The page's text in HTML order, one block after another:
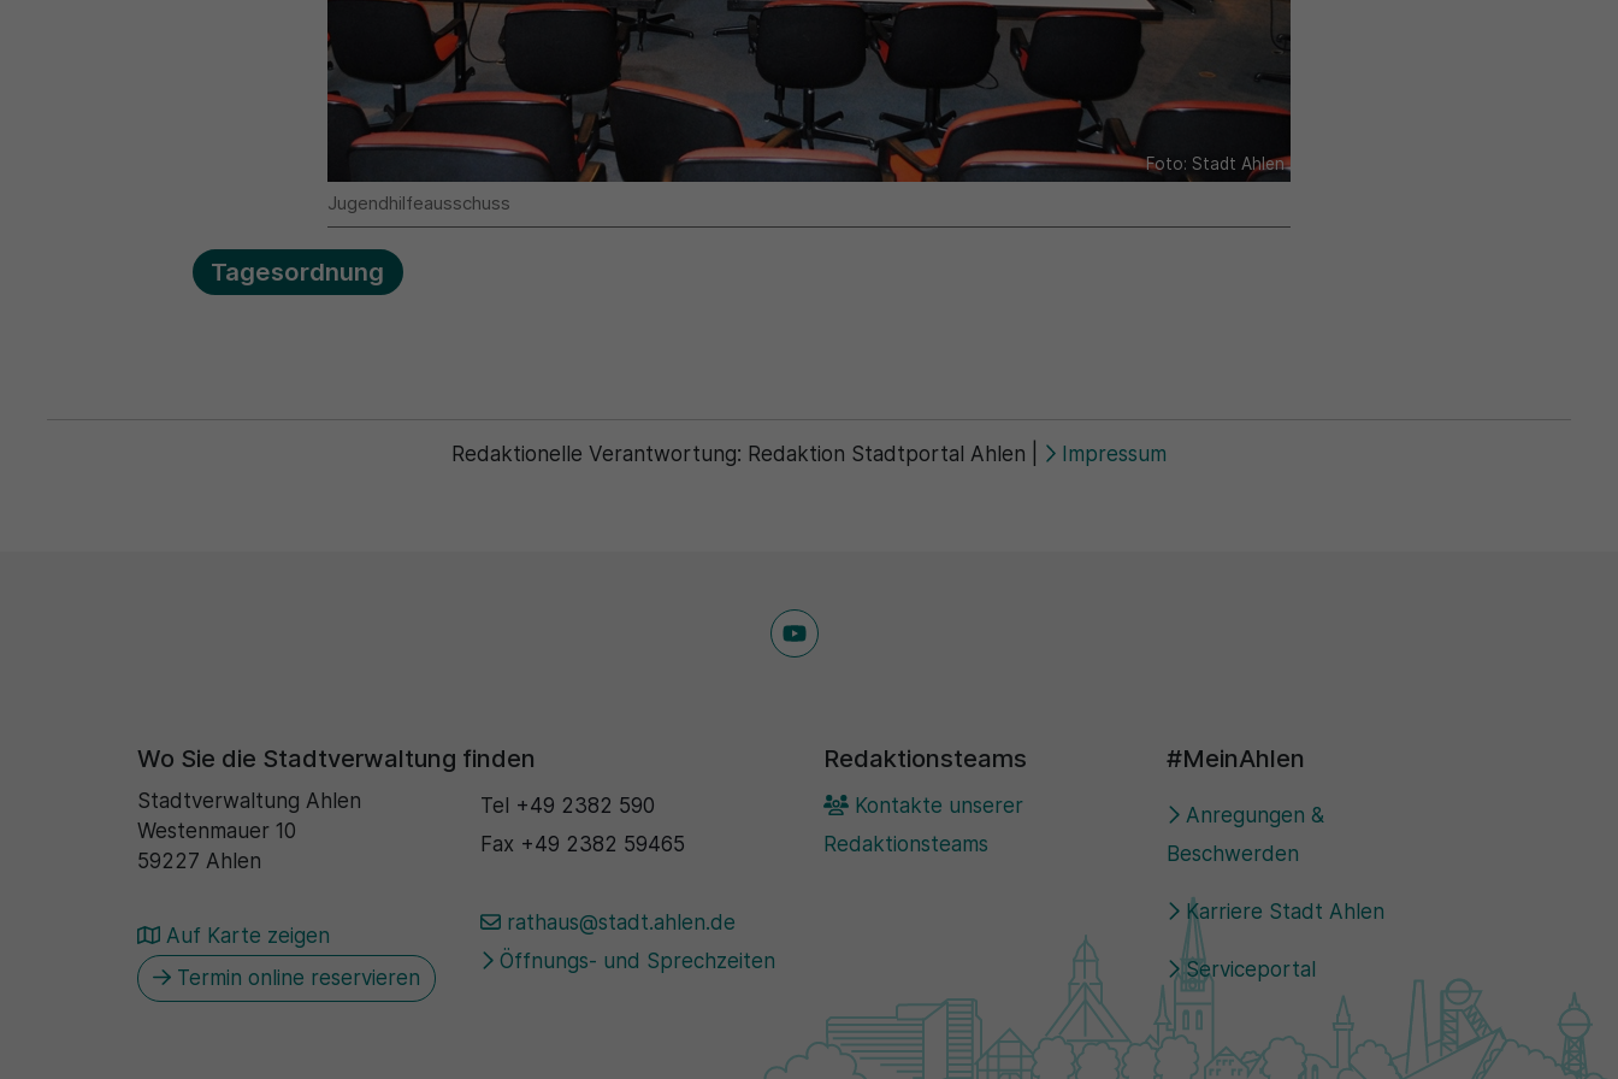
Foto: Stadt Ahlen
Jugendhilfeausschuss
Tagesordnung
Redaktionelle Verantwortung: Redaktion Stadtportal Ahlen Impressum
Wo Sie die Stadtverwaltung finden
Stadtverwaltung Ahlen
Westenmauer 10
59227 Ahlen
Auf Karte zeigen
Termin online reservieren
Tel +49 2382 590
Fax +49 2382 59465
rathaus@stadt.ahlen.de
Öffnungs- und Sprechzeiten
Redaktionsteams
Kontakte unserer
Redaktionsteams
#MeinAhlen
Anregungen &
Beschwerden
Karriere Stadt Ahlen
Serviceportal
Zweck
generierte ID, für die historische Speicherung
Ihrer vorgenommen Einstellungen, falls der
Webseiten-Betreiber dies eingestellt hat.
Zweck
Details wie die eindeutige Besucher-ID zu
speichern.
Name _pk_ses\..*$
Anbieter
Laufzeit 30 Minuten